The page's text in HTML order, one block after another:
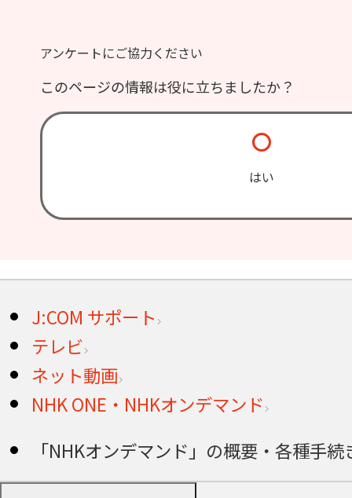
アンケートにご協力ください
このページの情報は役に立ちましたか？
はい
J:COM サポート
テレビ
ネット動画
NHK ONE・NHKオンデマンド
「NHKオンデマンド」の概要・各種手